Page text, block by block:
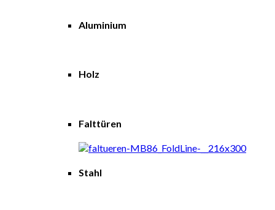
Aluminium
Holz
Falttüren
Stahl